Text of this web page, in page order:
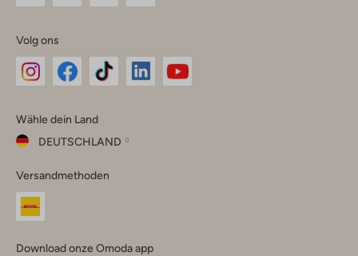
Volg ons
Instagram
Facebook
TikTok
Wähle dein Land
DEUTSCHLAND
dein
Land
Versandmethoden
Download onze Omoda app